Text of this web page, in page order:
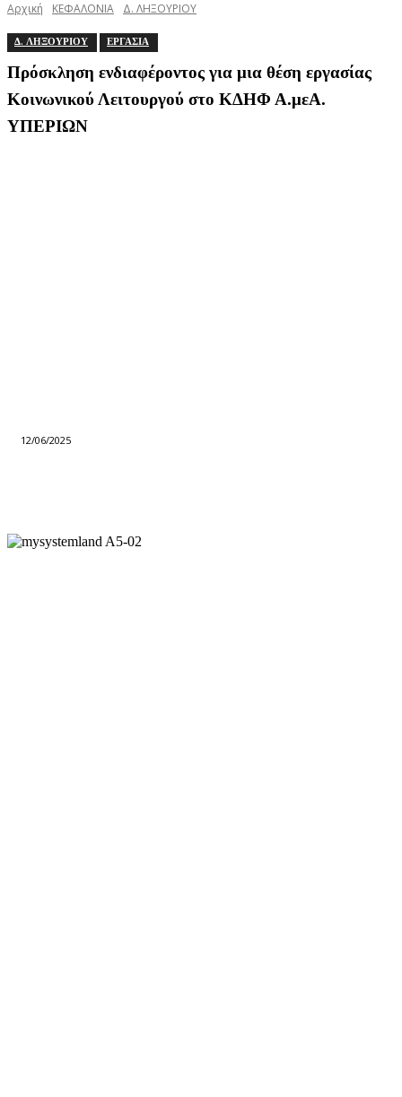
Αρχική ΚΕΦΑΛΟΝΙΑ Δ. ΛΗΞΟΥΡΙΟΥ
Δ. ΛΗΞΟΥΡΙΟΥ ΕΡΓΑΣΙΑ
Πρόσκληση ενδιαφέροντος για μια θέση εργασίας
Κοινωνικού Λειτουργού στο ΚΔΗΦ Α.μεΑ.
ΥΠΕΡΙΩΝ
12/06/2025